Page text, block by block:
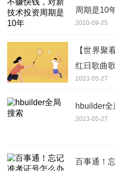
周期是10
2020-09-25
【世界聚
红日歌曲
2023-05-27
hbuilder全
2023-05-27
百事通！